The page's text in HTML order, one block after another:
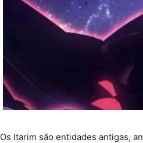
Os Itarim são entidades antigas,